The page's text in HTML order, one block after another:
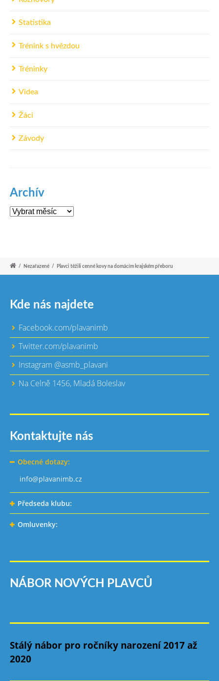
Statistika
Trénink s hvězdou
Tréninky
Videa
Žáci
Závody
Archív
Archív
/ Nezařazené / Plavci těžili cenné kovy na domácím krajském přeboru
Kde nás najdete
Facebook.com/plavanimb
Twitter.com/plavanimb
Instagram @asmb_plavani
Na Celně 1456, Mladá Boleslav
Kontaktujte nás
Obecné dotazy:
info@plavanimb.cz
Předseda klubu:
Omluvenky:
NÁBOR NOVÝCH PLAVCŮ
Stálý nábor pro ročníky narození 2017 až
2020